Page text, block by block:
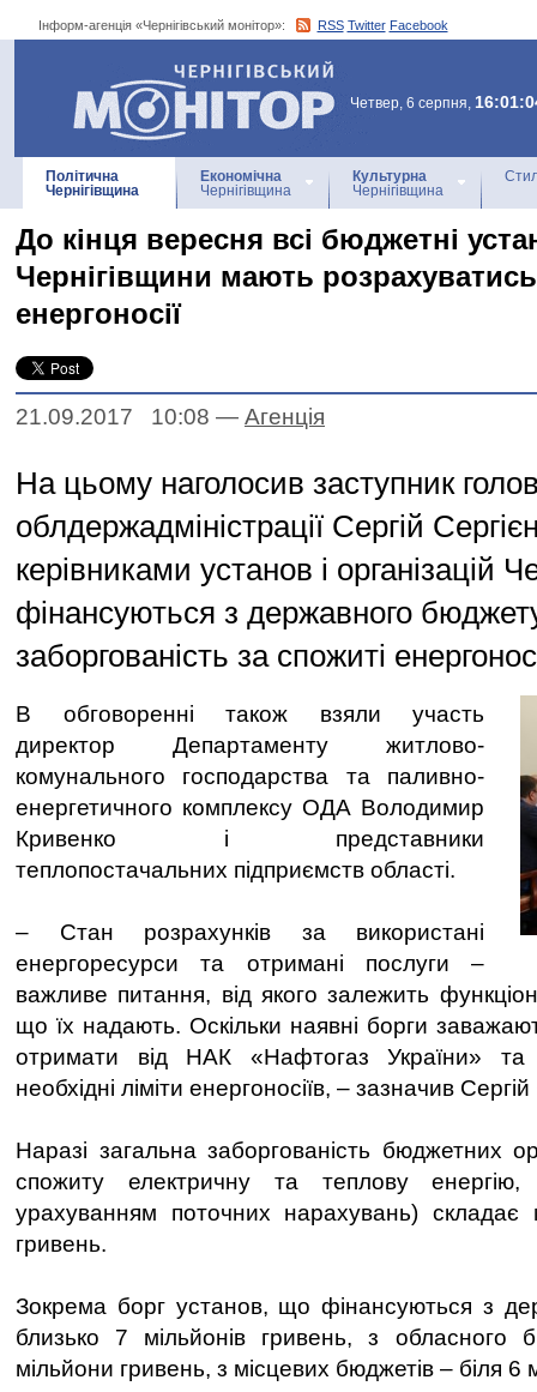
Інформ-агенція «Чернігівський монітор»: RSS Twitter Facebook
Інформ-агенція
«Чернігівський монітор»
Четвер, 6 серпня,
Політична
Чернігівщина
Економічна
Чернігівщина
Культурна
Чернігівщина
До кінця вересня всі бюджетні
Чернігівщини мають
енергоносії
21.09.2017 10:08 — Агенцiя
На цьому наголосив заступник
облдержадміністрації Сергій
керівниками установ і організацій
фінансуються з державного
заборгованість за спожиті
В обговоренні також взяли участь
директор Департаменту житлово-
комунального господарства та паливно-
енергетичного комплексу ОДА Володимир
Кривенко і представники
теплопостачальних підприємств області.
– Стан розрахунків за використані
енергоресурси та отримані послуги –
важливе питання, від якого залежить
що їх надають. Оскільки наявні борги
отримати від НАК «Нафтогаз України»
необхідні ліміти енергоносіїв, – зазначив
Наразі загальна заборгованість бюджетних
спожиту електричну та теплову
урахуванням поточних нарахувань) складає
гривень.
Зокрема борг установ, що фінансуються з
близько 7 мільйонів гривень, з
мільйони гривень, з місцевих бюджетів – біля 6